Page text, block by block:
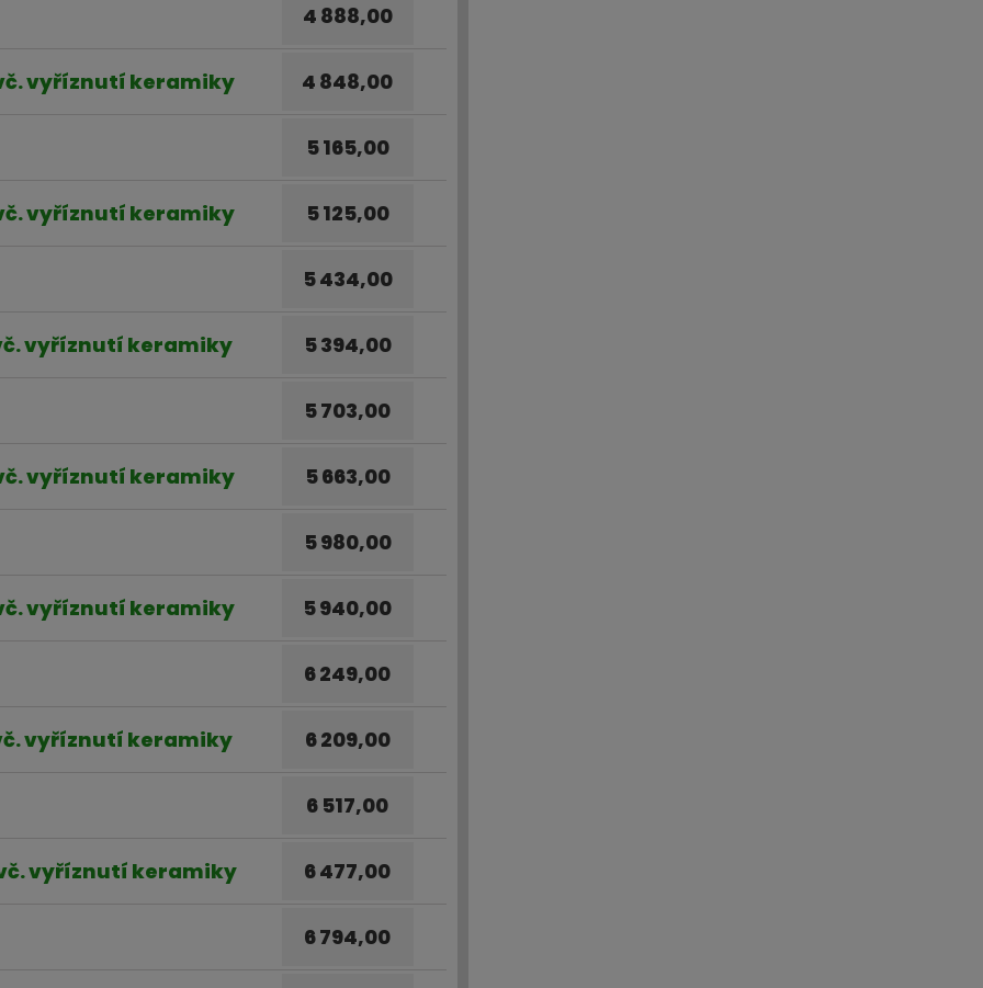
4 888,00
vyříznutí keramiky 4 848,00
5 165,00
vyříznutí keramiky 5 125,00
5 434,00
vyříznutí keramiky 5 394,00
5 703,00
vyříznutí keramiky 5 663,00
5 980,00
vyříznutí keramiky 5 940,00
6 249,00
vyříznutí keramiky 6 209,00
6 517,00
vč. vyříznutí keramiky 6 477,00
6 794,00